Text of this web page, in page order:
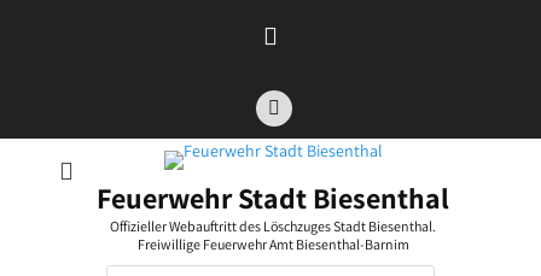
Facebook
Feuerwehr Stadt Biesenthal
Offizieller Webauftritt des Löschzuges Stadt Biesenthal.
Freiwillige Feuerwehr Amt Biesenthal-Barnim